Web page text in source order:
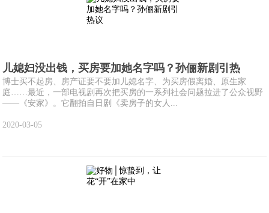
儿媳妇没出钱，买房要加她名字吗？孙俪新剧引热
博士买不起房、房产证要不要加儿媳名字、为买房假离婚、原生家
庭……最近，一部电视剧再次把买房的一系列社会问题拉进了公众视野
——《安家》。它翻拍自日剧《卖房子的女人...
2020-03-05